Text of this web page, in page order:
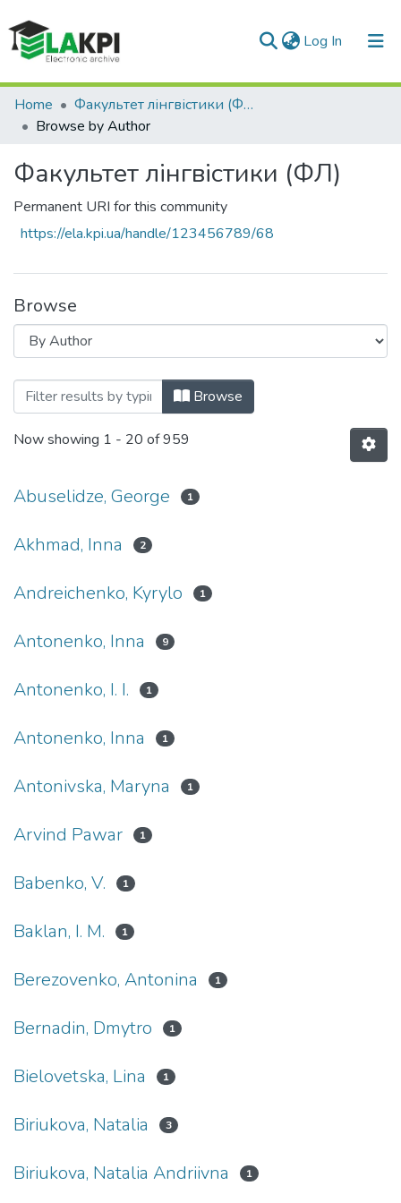
Log In (current)
Communities & Collections
All of DSpace
Home
Факультет лінгвістики (ФЛ)
Browse by Author
Факультет лінгвістики (ФЛ)
Permanent URI for this community
https://ela.kpi.ua/handle/123456789/68
Browse
Browsing Факультет лінгвістики (ФЛ)
Browse
Now showing 1 - 20 of 959
Abuselidze, George 1
Akhmad, Inna 2
Andreichenko, Kyrylo 1
Antonenko, Inna 9
Antonenko, І. І. 1
Antonenko, Іnna 1
Antonivska, Maryna 1
Arvind Pawar 1
Babenko, V. 1
Baklan, I. M. 1
Berezovenko, Antonina 1
Bernadin, Dmytro 1
Bielovetska, Lina 1
Biriukova, Natalia 3
Biriukova, Natalia Andriivna 1